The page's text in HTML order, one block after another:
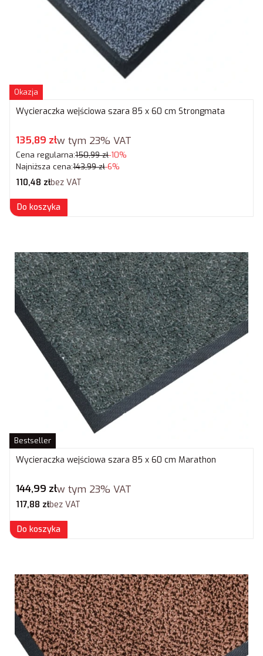
Okazja
Wycieraczka wejściowa szara 85 x 60 cm Strongmata
Cena promocyjna brutto
135,89 złw tym 23% VAT
Cena regularna:150,99 zł-10%
Najniższa cena:143,99 zł-6%
Cena netto
110,48 złbez VAT
Do koszyka
Bestseller
Wycieraczka wejściowa szara 85 x 60 cm Marathon
Cena brutto
144,99 złw tym 23% VAT
Cena netto
117,88 złbez VAT
Do koszyka